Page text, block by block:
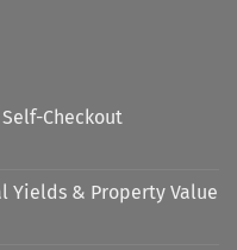
Checkout
Yields & Property Value